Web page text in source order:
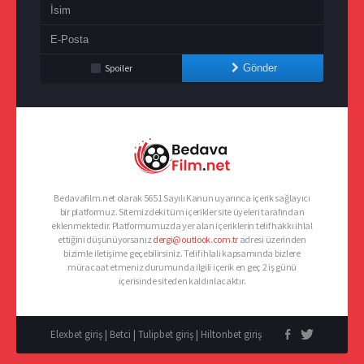
Spoiler Gönder
Bedavafilm.net olarak 5651 Sayılı Kanun uyarınca içerik sağlayıcı
bir platformuz. Sitemizdeki tüm içerikler site üyeleri tarafından
eklenmektedir. Platformumuzda yer alan içeriklerin telif hakkı ihlal
ettiğini düşünüyorsanızdergi@outlook.com.tr adresi üzerinden
bizimle iletişime geçebilirsiniz. Telif ihlali kapsamında bizlere
müracaat etmeniz durumunda ilgili içerik en geç 2 iş günü
içerisinde siteden kaldırılacaktır.
Elexbet giriş | Betci | Tulipbet giriş | Hiltonbet giriş